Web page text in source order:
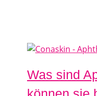
Was sind